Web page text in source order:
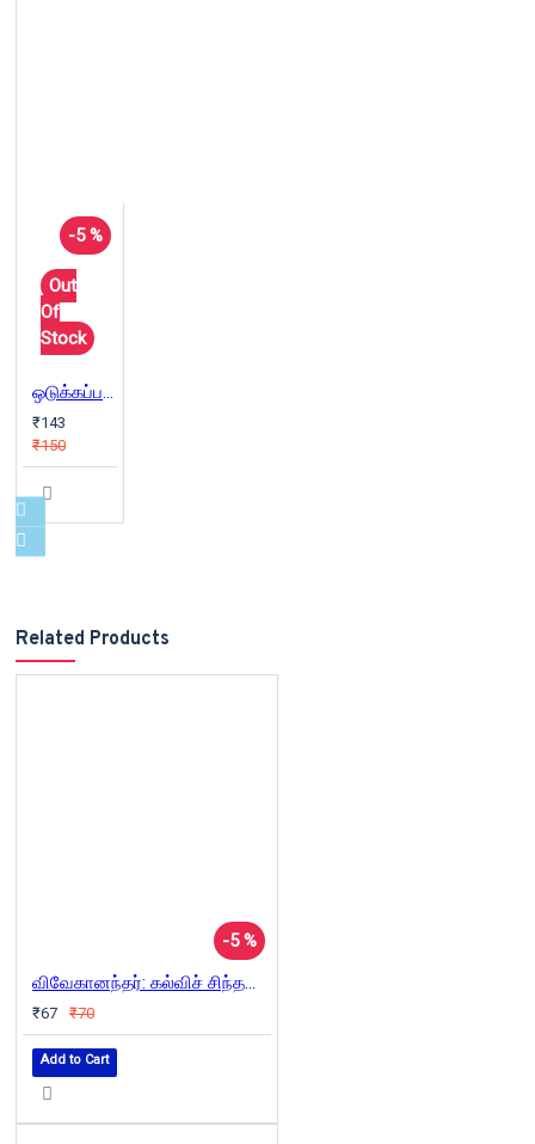
-5 %
Out
Of
Stock
ஒடுக்கப்பட்டவர்களின் விடுதலைக்கான கல்விமுறை
₹143
₹150
Related Products
-5 %
விவேகானந்தர்: கல்விச் சிந்தனைகள்
₹67 ₹70
Add to Cart